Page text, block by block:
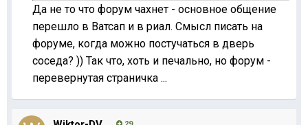
Да не то что форум чахнет - основное общение
перешло в Ватсап и в риал. Смысл писать на
форуме, когда можно постучаться в дверь
соседа? )) Так что, хоть и печально, но форум -
перевернутая страничка ...